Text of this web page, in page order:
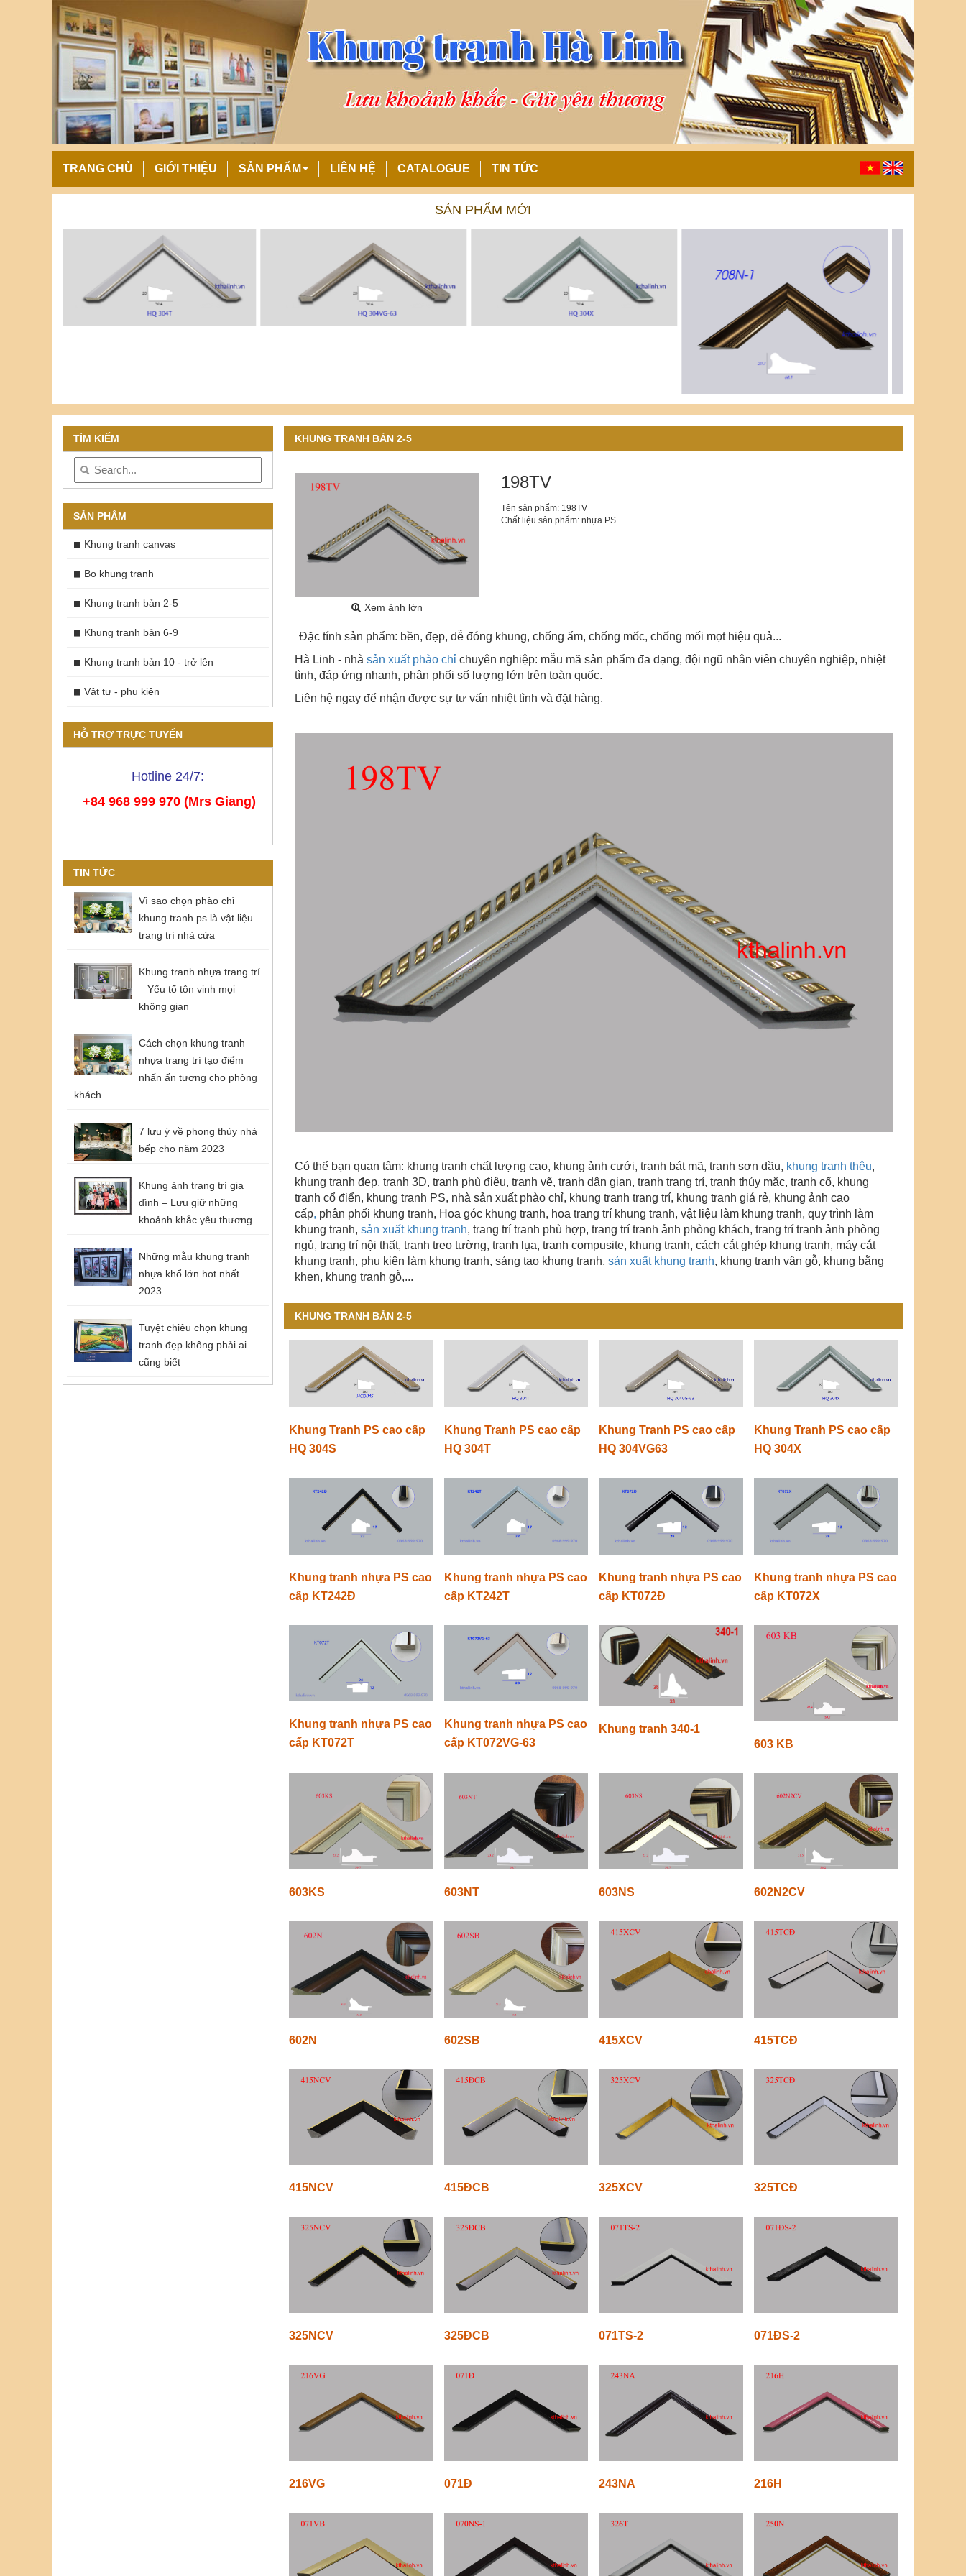
TRANG CHỦ GIỚI THIỆU SẢN PHẨM LIÊN HỆ CATALOGUE TIN TỨC
SẢN PHẨM MỚI
KHUNG TRANH BẢN 2-5
Xem ảnh lớn
198TV
Tên sản phẩm: 198TV
Chất liệu sản phẩm: nhựa PS
Đặc tính sản phẩm: bền, đẹp, dễ đóng khung, chống ẩm, chống mốc, chống mối mọt hiệu quả...
Hà Linh - nhà sản xuất phào chỉ chuyên nghiệp: mẫu mã sản phẩm đa dạng, đội ngũ nhân viên chuyên nghiệp, nhiệt
tình, đáp ứng nhanh, phân phối số lượng lớn trên toàn quốc.
Liên hệ ngay để nhận được sự tư vấn nhiệt tình và đặt hàng.
Có thể bạn quan tâm: khung tranh chất lượng cao, khung ảnh cưới, tranh bát mã, tranh sơn dầu, khung tranh thêu,
khung tranh đẹp, tranh 3D, tranh phù điêu, tranh vẽ, tranh dân gian, tranh trang trí, tranh thúy mặc, tranh cổ, khung
tranh cổ điển, khung tranh PS, nhà sản xuất phào chỉ, khung tranh trang trí, khung tranh giá rẻ, khung ảnh cao
cấp, phân phối khung tranh, Hoa góc khung tranh, hoa trang trí khung tranh, vật liệu làm khung tranh, quy trình làm
khung tranh, sản xuất khung tranh, trang trí tranh phù hợp, trang trí tranh ảnh phòng khách, trang trí tranh ảnh phòng
ngủ, trang trí nội thất, tranh treo tường, tranh lụa, tranh compusite, khung tranh, cách cắt ghép khung tranh, máy cắt
khung tranh, phụ kiện làm khung tranh, sáng tạo khung tranh, sản xuất khung tranh, khung tranh vân gỗ, khung bằng
khen, khung tranh gỗ,...
KHUNG TRANH BẢN 2-5
Khung Tranh PS cao cấp
HQ 304S
Khung Tranh PS cao cấp
HQ 304T
Khung Tranh PS cao cấp
HQ 304VG63
Khung Tranh PS cao cấp
HQ 304X
Khung tranh nhựa PS cao
cấp KT242Đ
Khung tranh nhựa PS cao
cấp KT242T
Khung tranh nhựa PS cao
cấp KT072Đ
Khung tranh nhựa PS cao
cấp KT072X
Khung tranh nhựa PS cao
cấp KT072T
Khung tranh nhựa PS cao
cấp KT072VG-63
Khung tranh 340-1
603 KB
603KS 603NT 603NS 602N2CV
602N 602SB 415XCV 415TCĐ
415NCV 415ĐCB 325XCV 325TCĐ
325NCV 325ĐCB 071TS-2 071ĐS-2
216VG 071Đ 243NA 216H
TÌM KIẾM
SẢN PHẨM
Khung tranh canvas
Bo khung tranh
Khung tranh bản 2-5
Khung tranh bản 6-9
Khung tranh bản 10 - trở lên
Vật tư - phụ kiện
HỖ TRỢ TRỰC TUYẾN
Hotline 24/7:
+84 968 999 970 (Mrs Giang)
TIN TỨC
Vì sao chọn phào chỉ
khung tranh ps là vật liệu
trang trí nhà cửa
Khung tranh nhựa trang trí
– Yếu tố tôn vinh mọi
không gian
Cách chọn khung tranh
nhựa trang trí tạo điểm
nhấn ấn tượng cho phòng
khách
7 lưu ý về phong thủy nhà
bếp cho năm 2023
Khung ảnh trang trí gia
đình – Lưu giữ những
khoảnh khắc yêu thương
Những mẫu khung tranh
nhựa khổ lớn hot nhất
2023
Tuyệt chiêu chọn khung
tranh đẹp không phải ai
cũng biết